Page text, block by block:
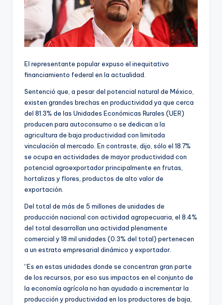
El representante popular expuso el inequitativo
financiamiento federal en la actualidad.
Sentenció que, a pesar del potencial natural de México,
existen grandes brechas en productividad ya que cerca
del 81.3% de las Unidades Económicas Rurales (UER)
producen para autoconsumo o se dedican a la
agricultura de baja productividad con limitada
vinculación al mercado. En contraste, dijo, sólo el 18.7%
se ocupa en actividades de mayor productividad con
potencial agroexportador principalmente en frutas,
hortalizas y flores, productos de alto valor de
exportación.
Del total de más de 5 millones de unidades de
producción nacional con actividad agropecuaria, el 8.4%
del total desarrollan una actividad plenamente
comercial y 18 mil unidades (0.3% del total) pertenecen
a un estrato empresarial dinámico y exportador.
“Es en estas unidades donde se concentran gran parte
de los recursos, por eso sus impactos en el conjunto de
la economía agrícola no han ayudado a incrementar la
producción y productividad en los productores de baja,